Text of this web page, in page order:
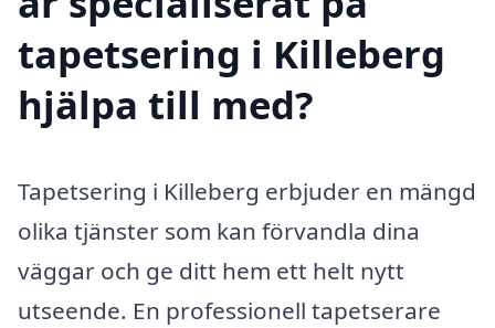
tapetsering i Killeberg
hjälpa till med?
Tapetsering i Killeberg erbjuder en mängd
olika tjänster som kan förvandla dina
väggar och ge ditt hem ett helt nytt
utseende. En professionell tapetserare